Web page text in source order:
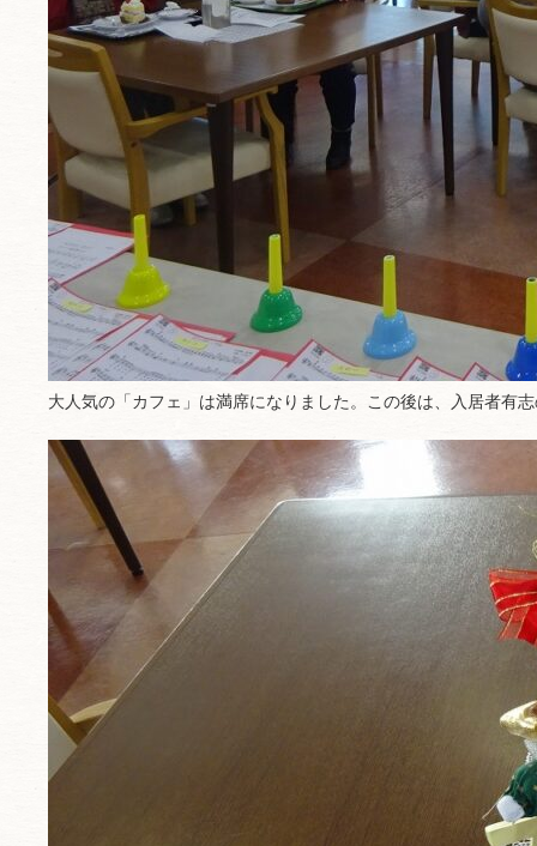
大人気の「カフェ」は満席になりました。この後は、入居者有